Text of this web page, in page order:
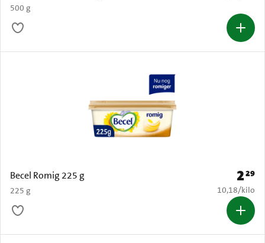
500 g
Becel Romig 225 g
225 g
Prijs:
229
€ 10,18 per
10,18/kilo